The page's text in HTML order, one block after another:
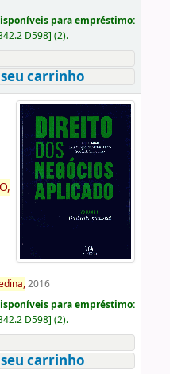
para empréstimo:
D598] (2).
carrinho
2016
para empréstimo:
D598] (2).
carrinho